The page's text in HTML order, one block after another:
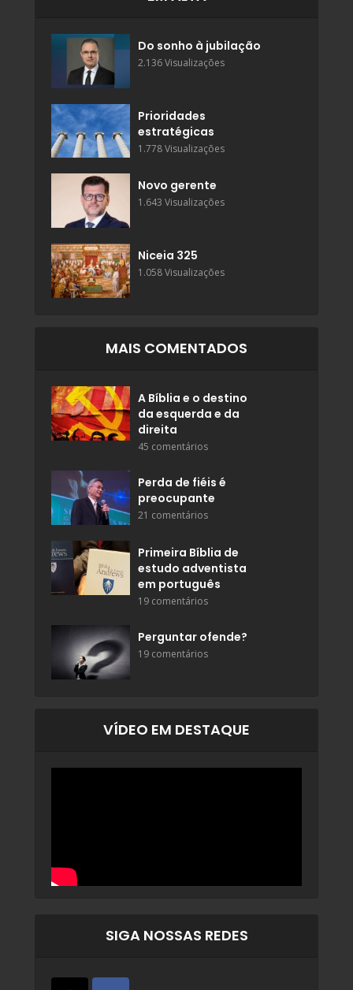
Do sonho à jubilação
2.136 Visualizações
Prioridades
estratégicas
1.778 Visualizações
Novo gerente
1.643 Visualizações
Niceia 325
1.058 Visualizações
MAIS COMENTADOS
A Bíblia e o destino
da esquerda e da
direita
45 comentários
Perda de fiéis é
preocupante
21 comentários
Primeira Bíblia de
estudo adventista
em português
19 comentários
Perguntar ofende?
19 comentários
VÍDEO EM DESTAQUE
SIGA NOSSAS REDES